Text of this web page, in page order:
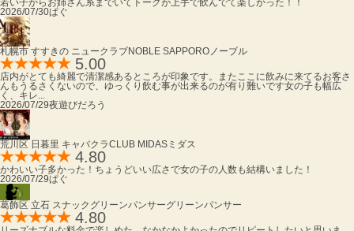
若い子からお姉さん系までいてトークが上手で飲んでて楽しかった！！
2026/07/30ぱぐ
札幌市 すすきの ニュークラブNOBLE SAPPOROノーブル
5.00
店内がとても綺麗で清潔感あるところが印象です。またここに飲みに来てるお客さ
んもうるさくないので、ゆっくり飲む事が出来るのが有り難いです女の子も幅広
く、キレ...
2026/07/29夜遊びだろう
荒川区 日暮里 キャバクラCLUB MIDAS ミダス
4.80
かわいい子多かった！ちょうどいい広さで女の子の人数も結構いました！
2026/07/29ぱぐ
葛飾区 立石 スナック グリーンパンサーグリーンパンサー
4.80